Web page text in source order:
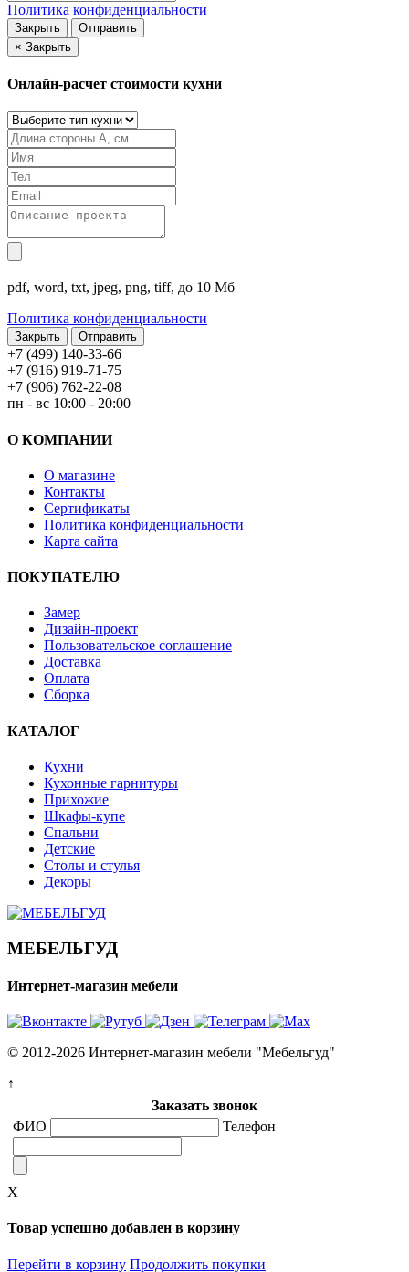
Политика конфиденциальности
Закрыть
Отправить
× Закрыть
Онлайн-расчет стоимости кухни
pdf, word, txt, jpeg, png, tiff, до 10 Мб
Политика конфиденциальности
Закрыть
+7 (499) 140-33-66
+7 (916) 919-71-75
+7 (906) 762-22-08
пн - вс 10:00 - 20:00
О КОМПАНИИ
О магазине
Контакты
Сертификаты
Политика конфиденциальности
Карта сайта
ПОКУПАТЕЛЮ
Замер
Дизайн-проект
Пользовательское соглашение
Доставка
Оплата
Сборка
КАТАЛОГ
Кухни
Кухонные гарнитуры
Прихожие
Шкафы-купе
Спальни
Детские
Столы и стулья
Декоры
МЕБЕЛЬГУД
Интернет-магазин мебели
© 2012-2026 Интернет-магазин мебели "Мебельгуд"
↑
Заказать звонок
ФИО
Телефон
X
Товар успешно добавлен в корзину
Перейти в корзину Продолжить покупки